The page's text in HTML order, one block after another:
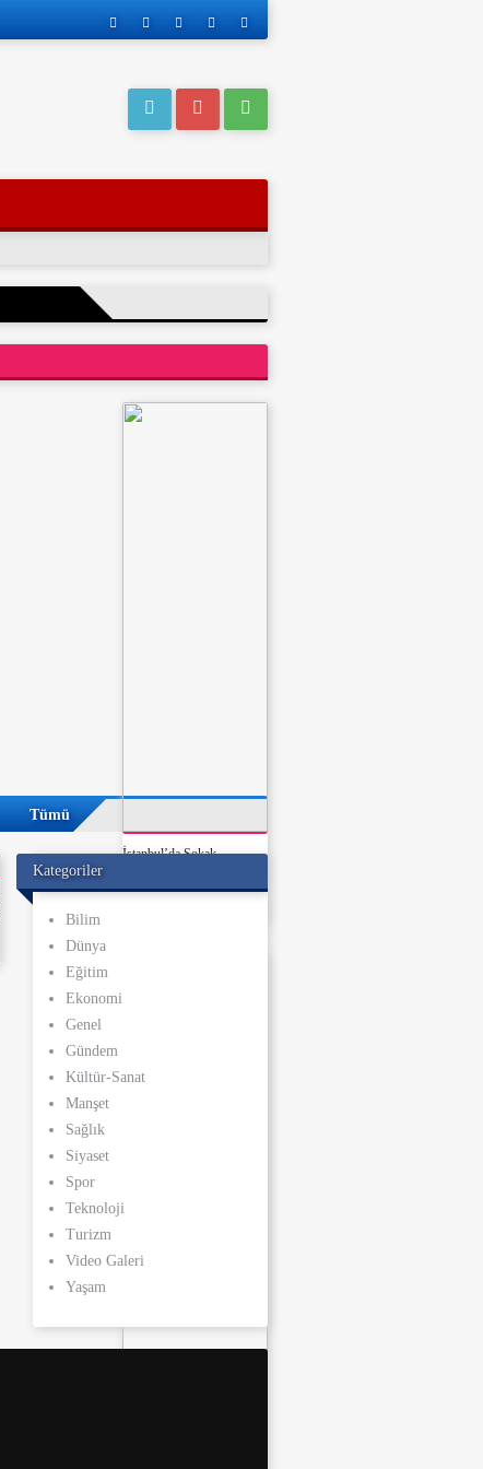
Tümü
İstanbul’da Sokak
Kavga: 6 Kişi Yaralandı
Kategoriler
Bilim
Dünya
Eğitim
Ekonomi
Genel
Gündem
Kültür-Sanat
Manşet
Sağlık
Siyaset
Spor
Teknoloji
Turizm
Video Galeri
Yaşam